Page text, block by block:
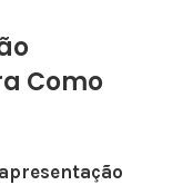
Como